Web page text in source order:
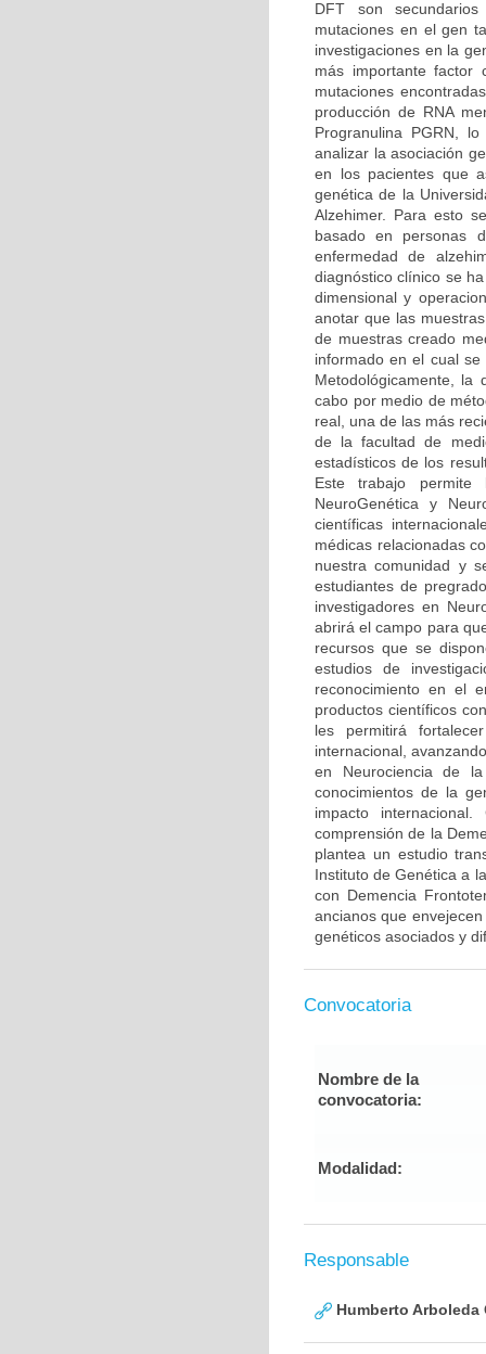
DFT son
mutaciones en el gen
investigaciones en la
más importante factor
mutaciones
producción de RNA
Progranulina PGRN,
analizar la asociación
en los pacientes que
genética de la
Alzehimer. Para esto
basado en personas
enfermedad de
diagnóstico clínico se
dimensional y
anotar que las
de muestras creado
informado en el cual
Metodológicamente, la
cabo por medio de
real, una de las más
de la facultad de
estadísticos de los
Este trabajo permite
NeuroGenética y
científicas
médicas relacionadas
nuestra comunidad y
estudiantes de
investigadores en
abrirá el campo para
recursos que se
estudios de
reconocimiento en el
productos científicos
les permitirá
internacional,
en Neurociencia de
conocimientos de la
impacto
comprensión de la
plantea un estudio
Instituto de Genética a
con Demencia
ancianos que
genéticos asociados y
Convocatoria
Nombre de la
convocatoria:
Modalidad:
Responsable
Humberto Arboleda